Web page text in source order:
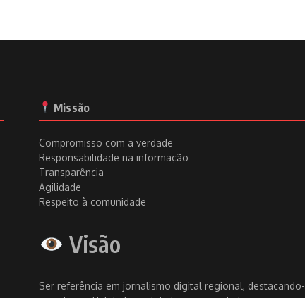
Missão
Compromisso com a verdade
Responsabilidade na informação
Transparência
Agilidade
Respeito à comunidade
Visão
Ser referência em jornalismo digital regional, destacando-